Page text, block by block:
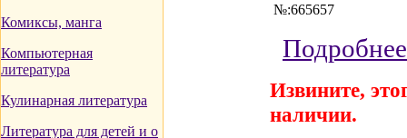
Комиксы, манга
Компьютерная
литература
Кулинарная литература
Литература для детей и о
№:665657
Извините,
наличии.